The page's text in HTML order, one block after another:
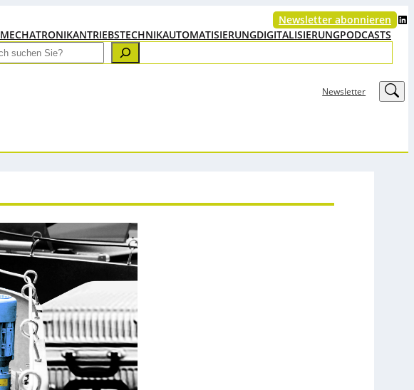
Newsletter abonnieren LinkedIn
MECHATRONIKANTRIEBSTECHNIKAUTOMATISIERUNGDIGITALISIERUNGPODCASTS
Newsletter LinkedIn